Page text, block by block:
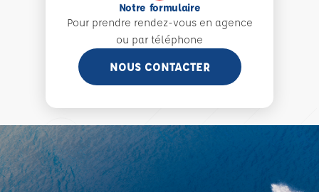
Notre formulaire
Pour prendre rendez-vous en agence
ou par téléphone
NOUS CONTACTER